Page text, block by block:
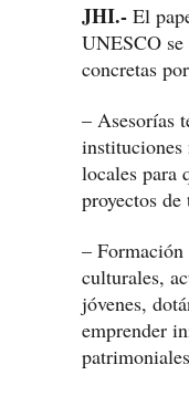
JHI.- El
UNESCO se
concretas
– Asesorías
instituciones
locales para
proyectos
– Formación
culturales,
jóvenes,
emprender